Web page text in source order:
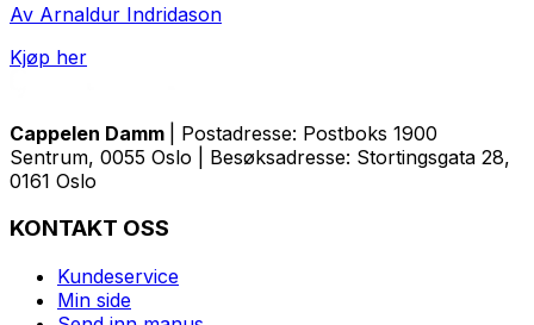
Av Arnaldur Indridason
Kjøp her
Cappelen Damm
| Postadresse: Postboks 1900
Sentrum, 0055 Oslo | Besøksadresse: Stortingsgata 28,
0161 Oslo
KONTAKT OSS
Kundeservice
Min side